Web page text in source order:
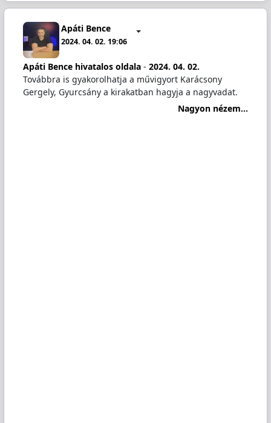
Apáti Bence
2024. 04. 02. 19:06
Apáti Bence hivatalos oldala- 2024. 04. 02.
Továbbra is gyakorolhatja a művigyort Karácsony
Gergely, Gyurcsány a kirakatban hagyja a nagyvadat.
Nagyon nézem...